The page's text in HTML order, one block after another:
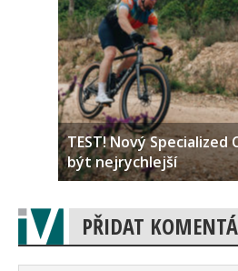
TEST! Nový Specialized
být nejrychlejší
PŘIDAT